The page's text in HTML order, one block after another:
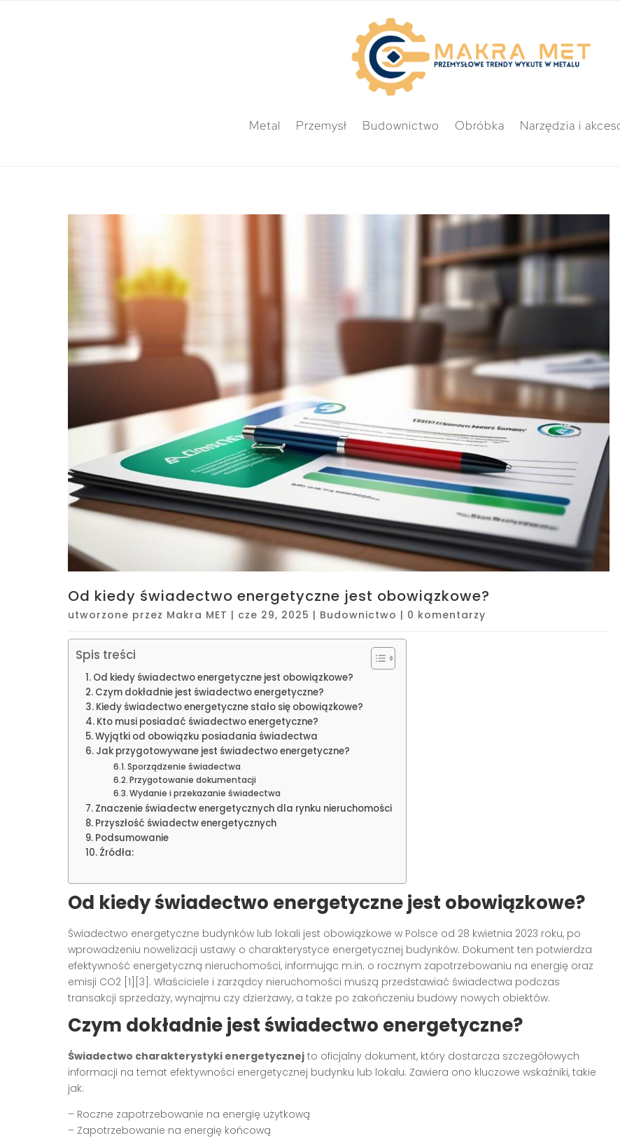
Metal Przemysł Budownictwo Obróbka Narzędzia i
Od kiedy świadectwo energetyczne jest obowiązkowe?
utworzone przez Makra MET | cze 29, 2025 | Budownictwo | 0 komentarzy
Spis treści
Od kiedy świadectwo energetyczne jest obowiązkowe?
Czym dokładnie jest świadectwo energetyczne?
Kiedy świadectwo energetyczne stało się obowiązkowe?
Kto musi posiadać świadectwo energetyczne?
Wyjątki od obowiązku posiadania świadectwa
Jak przygotowywane jest świadectwo energetyczne?
Sporządzenie świadectwa
Przygotowanie dokumentacji
Wydanie i przekazanie świadectwa
Znaczenie świadectw energetycznych dla rynku nieruchomości
Przyszłość świadectw energetycznych
Podsumowanie
Źródła:
Od kiedy świadectwo energetyczne jest obowiązkowe?
Świadectwo energetyczne budynków lub lokali jest obowiązkowe w Polsce od 28 kwietnia 2023 roku, po
wprowadzeniu nowelizacji ustawy o charakterystyce energetycznej budynków. Dokument ten potwierdza
efektywność energetyczną nieruchomości, informując m.in. o rocznym zapotrzebowaniu na energię oraz
emisji CO2 [1][3]. Właściciele i zarządcy nieruchomości muszą przedstawiać świadectwa podczas
transakcji sprzedaży, wynajmu czy dzierżawy, a także po zakończeniu budowy nowych obiektów.
Czym dokładnie jest świadectwo energetyczne?
Świadectwo charakterystyki energetycznej to oficjalny dokument, który dostarcza szczegółowych
informacji na temat efektywności energetycznej budynku lub lokalu. Zawiera ono kluczowe wskaźniki, takie
jak:
– Roczne zapotrzebowanie na energię użytkową
– Zapotrzebowanie na energię końcową